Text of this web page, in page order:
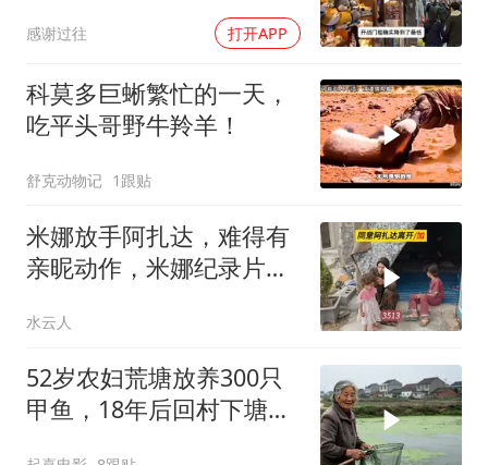
感谢过往 打开APP
科莫多巨蜥繁忙的一天，
吃平头哥野牛羚羊！
舒克动物记 1跟贴
米娜放手阿扎达，难得有
亲昵动作，米娜纪录片
水云人
52岁农妇荒塘放养300只
甲鱼，18年后回村下塘瞬